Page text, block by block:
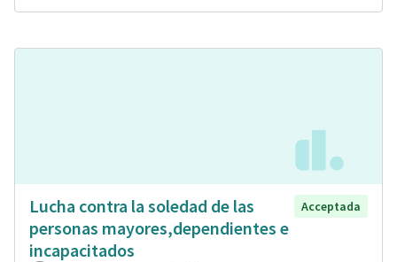
Lucha contra la soledad de las
personas mayores,dependientes e
incapacitados
Acceptada